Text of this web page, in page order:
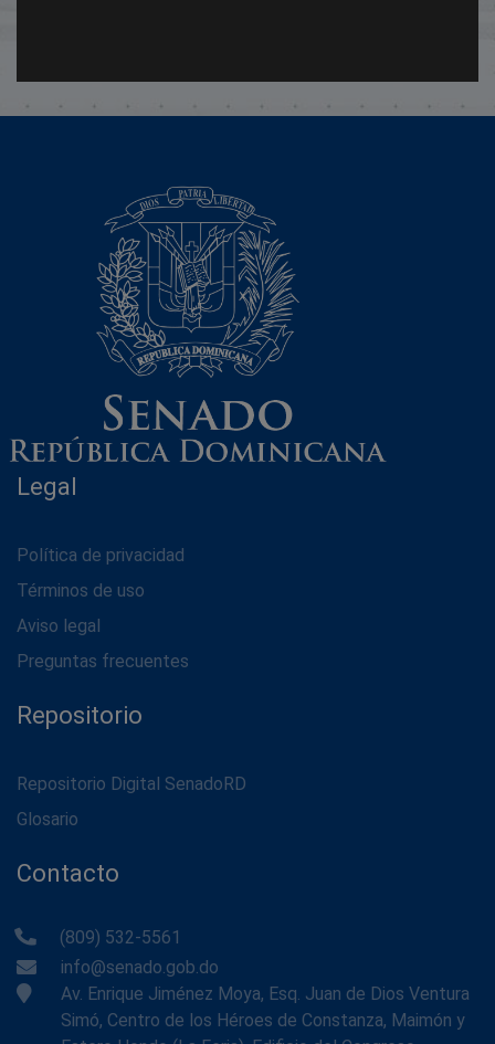
Legal
Política de privacidad
Términos de uso
Aviso legal
Preguntas frecuentes
Repositorio
Repositorio Digital SenadoRD
Glosario
Contacto
(809) 532-5561
info@senado.gob.do
Av. Enrique Jiménez Moya, Esq. Juan de Dios Ventura
Simó, Centro de los Héroes de Constanza, Maimón y